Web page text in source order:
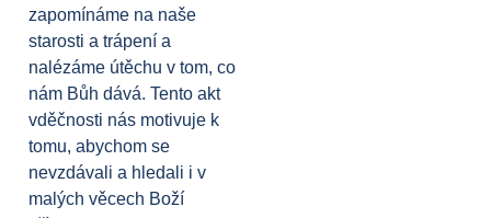
zapomínáme na naše
starosti a trápení a
nalézáme útěchu v tom, co
nám Bůh dává. Tento akt
vděčnosti nás motivuje k
tomu, abychom se
nevzdávali a hledali i v
malých věcech Boží